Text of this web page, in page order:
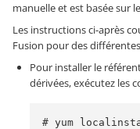
manuelle et est basée sur
Les instructions ci-après
Fusion pour des
Pour installer le
dérivées, exécutez les
# yum